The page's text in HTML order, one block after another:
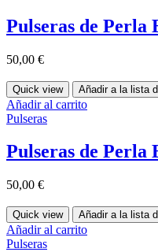
Pulseras de Perla
50,00 €
Quick view Añadir a la lista
Añadir al carrito
Pulseras
Pulseras de Perla
50,00 €
Quick view Añadir a la lista
Añadir al carrito
Pulseras